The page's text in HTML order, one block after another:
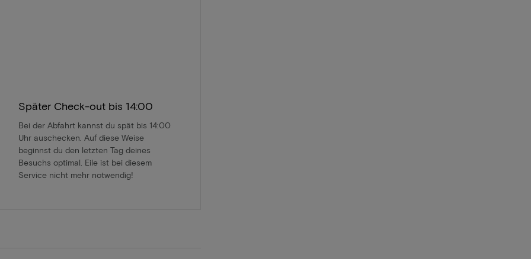
Später Check-out bis 14:00
Bei der Abfahrt kannst du spät bis 14:00
Uhr auschecken. Auf diese Weise
beginnst du den letzten Tag deines
Besuchs optimal. Eile ist bei diesem
Service nicht mehr notwendig!